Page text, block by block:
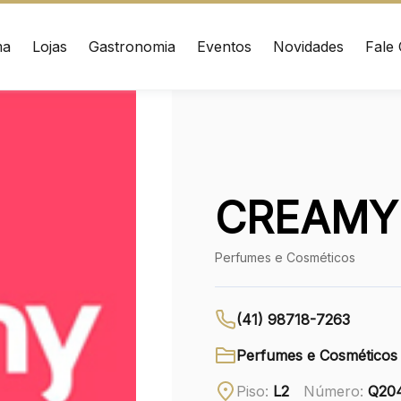
Lojas Gastronomia Eventos Novidades Fale
WhatsApp
Perfumes e Cosméticos
(41) 98718-7263
Perfumes e Cosméticos
Piso: L2 Número: